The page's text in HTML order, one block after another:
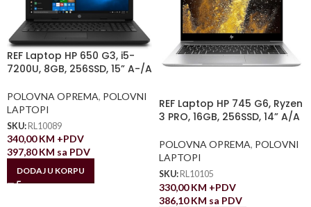
REF Laptop HP 650 G3, i5-
7200U, 8GB, 256SSD, 15” A-/A
POLOVNA OPREMA, POLOVNI
LAPTOPI
SKU: RL10089
340,00KM +PDV
397,80KM sa PDV
DODAJ U KORPU
REF Laptop HP 745 G6, Ryzen
3 PRO, 16GB, 256SSD, 14” A/A
POLOVNA OPREMA, POLOVNI
LAPTOPI
SKU: RL10105
330,00KM +PDV
386,10KM sa PDV